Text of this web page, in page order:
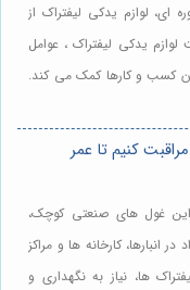
ای، لوازم یدکی لیفتراک از
لوازم یدکی لیفتراک ، عوامل
کسب و کارها کمک می کند.
کنیم تا عمر
این غول های صنعتی کوچک،
کارخانه ها و مراکز
ها، نیاز به نگهداری و